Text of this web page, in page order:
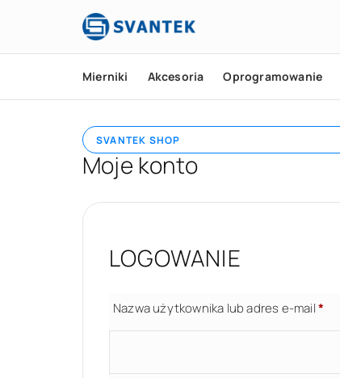
Mierniki Akcesoria Oprogramowanie
SVANTEK SHOP
Moje konto
LOGOWANIE
Nazwa użytkownika lub adres e-mail*